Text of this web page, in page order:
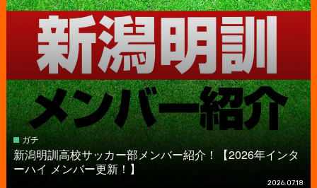
ガチ
新潟明訓高校サッカー部メンバー紹介！【2026年インタ
ーハイ メンバー更新！】
2026.07.18